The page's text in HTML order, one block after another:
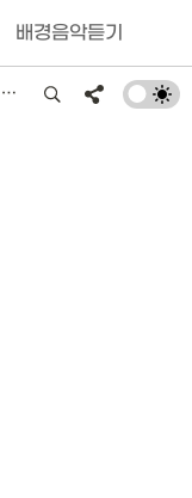
배경음악듣기
기본 문법